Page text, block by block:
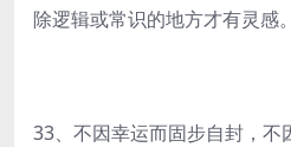
除逻辑或常识的地方才有灵
33、不因幸运而固步自封，不